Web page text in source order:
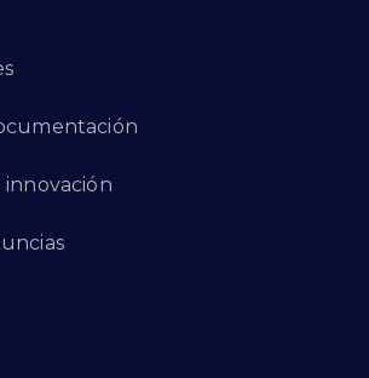
innovación